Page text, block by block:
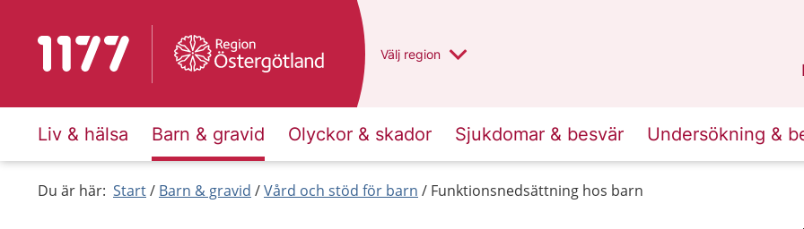
Till startsidan för 1177 Du har valt region
Välj en annan
region
Liv & hälsa Barn & gravid Olyckor & skador Sjukdomar & besvär Undersökning &
Du är här: Start Barn & gravid Vård och stöd för barn Funktionsnedsättning hos barn